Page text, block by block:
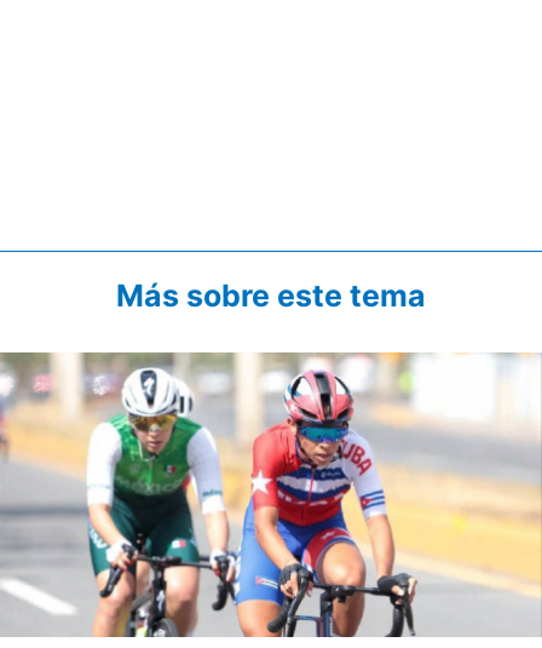
Más sobre este tema